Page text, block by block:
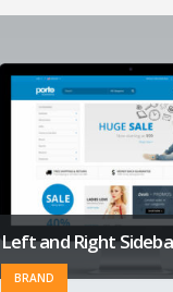
Right Sidebar
BRAND